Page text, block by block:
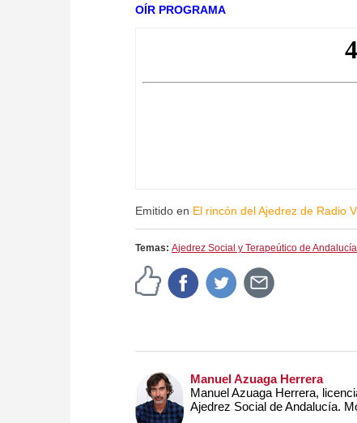
OÍR PROGRAMA
Emitido en El rincón del Ajedrez de Radio
Temas: Ajedrez Social y Terapeútico de Andalucía
Manuel Azuaga Herrera
Manuel Azuaga Herrera,
Ajedrez Social de Andalucía.